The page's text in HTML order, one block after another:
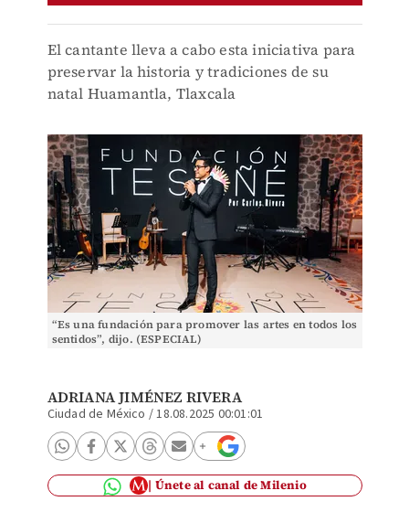
El cantante lleva a cabo esta iniciativa para
preservar la historia y tradiciones de su
natal Huamantla, Tlaxcala
“Es una fundación para promover las artes en todos los
sentidos”, dijo. (ESPECIAL)
ADRIANA JIMÉNEZ RIVERA
Ciudad de México /18.08.2025 00:01:01
Únete al canal de Milenio